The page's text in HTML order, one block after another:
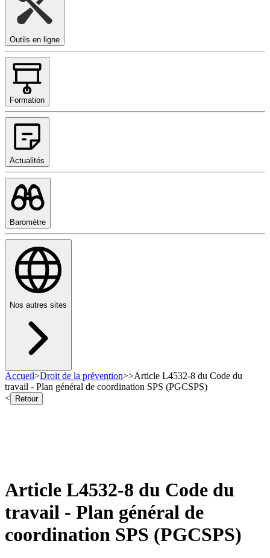
Outils en ligne
Formation
Actualités
Baromètre
Nos autres sites
Accueil>Droit de la prévention>>Article L4532-8 du Code du
travail - Plan général de coordination SPS (PGCSPS)
<
Retour
Article L4532-8 du Code du
travail - Plan général de
coordination SPS (PGCSPS)